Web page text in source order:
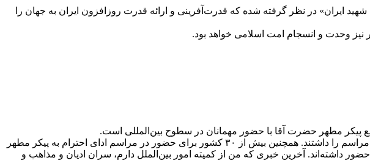
ایران» در نظر گرفته شده که قدرت‌آفرینی و ارائه قدرت روزافزون ایران به جهان را
وحدت و انسجام امت اسلامی خواهد بود.
پیکر مطهر حضرت آقا با حضور مهمانان در سطوح بین‌المللی است.
تعداد قابل‌توجهی از سران کشورهای اسلامی و غیراسلامی و همسایگان ما اعلام آمادگی کردند و تقاضای حضور در مراسم را داشتند. همچنین بیش از ۳۰ کشور برای حضور در مراسم ادای احترام به پیکر مطهر
داشته‌اند. آخرین خبری که من از کمیته امور بین‌الملل دارم، سران ادیان و مذاهب و